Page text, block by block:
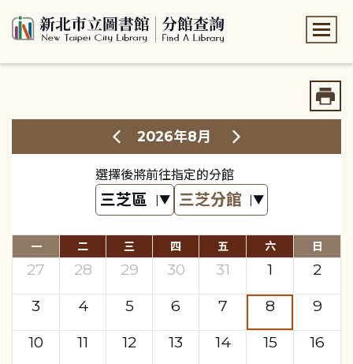
2026年8月
選擇後將前往指定的分館
一 二 三 四 五 六 日
27 28 29 30 31 1
2
3
4 5 6 7 8
9
10
11 12 13 14 15
16